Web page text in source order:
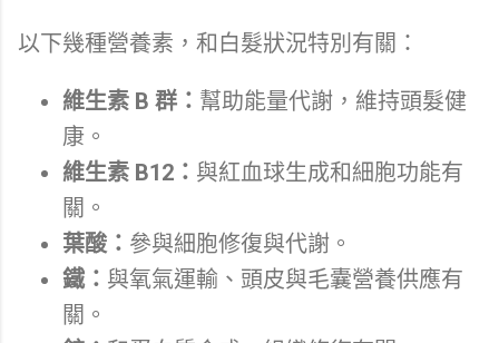
以下幾種營養素，和白髮狀況特別有關：
維生素 B 群： 幫助能量代謝，維持頭髮健
康。
維生素 B12： 與紅血球生成和細胞功能有
關。
葉酸： 參與細胞修復與代謝。
鐵： 與氧氣運輸、頭皮與毛囊營養供應有
關。